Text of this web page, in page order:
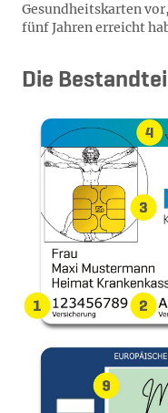
Gesundheitskarten
fünf Jahren erreicht
Die